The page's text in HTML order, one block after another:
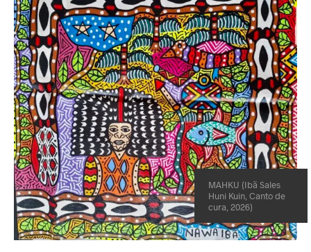
MAHKU (Ibã Sales
Huni Kuin, Canto de
cura, 2026)